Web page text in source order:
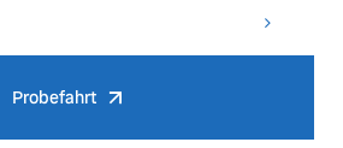
Probefahrt